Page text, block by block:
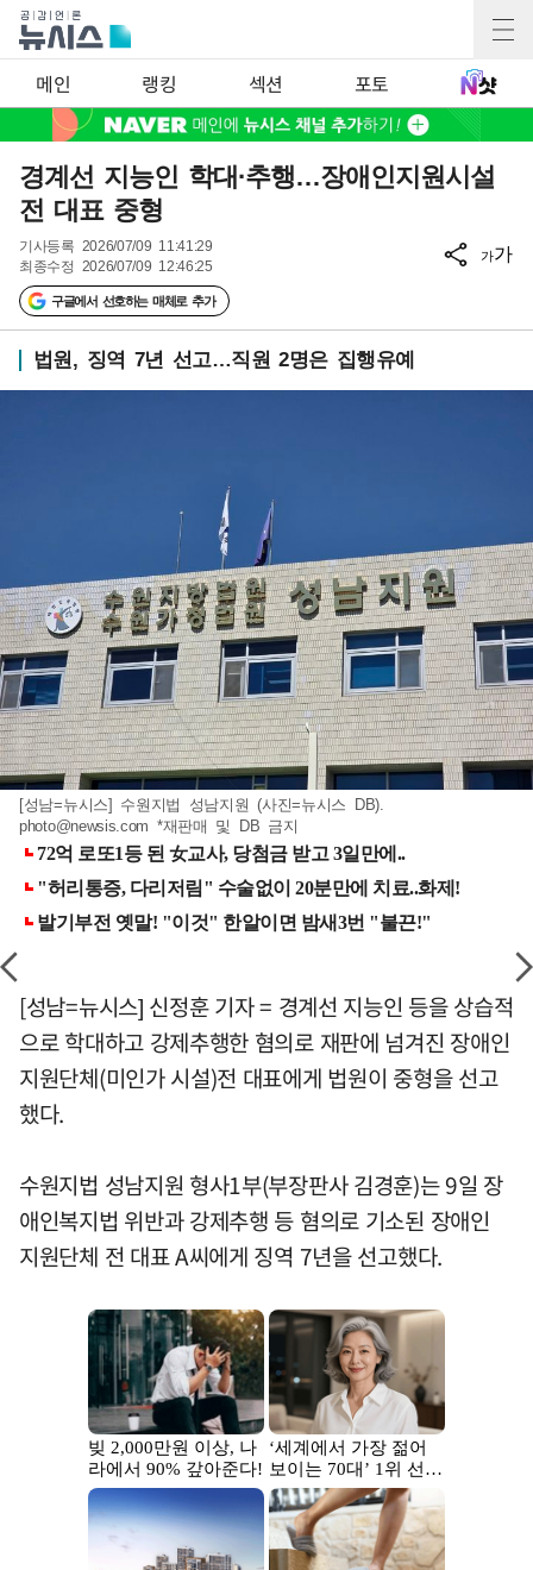
메인 랭킹 섹션 포토
경계선 지능인 학대·추행…장애인지원시설
전 대표 중형
기사등록 2026/07/09 11:41:29
최종수정 2026/07/09 12:46:25
구글에서 선호하는 매체로 추가
가가
법원, 징역 7년 선고…직원 2명은 집행유예
[성남=뉴시스] 수원지법 성남지원 (사진=뉴시스 DB).
photo@newsis.com *재판매 및 DB 금지
[성남=뉴시스] 신정훈 기자 = 경계선 지능인 등을 상습적
으로 학대하고 강제추행한 혐의로 재판에 넘겨진 장애인
지원단체(미인가 시설)전 대표에게 법원이 중형을 선고
했다.
수원지법 성남지원 형사1부(부장판사 김경훈)는 9일 장
애인복지법 위반과 강제추행 등 혐의로 기소된 장애인
지원단체 전 대표 A씨에게 징역 7년을 선고했다.